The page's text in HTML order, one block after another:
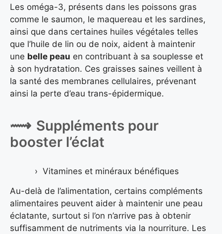
Les oméga-3, présents dans les poissons gras
comme le saumon, le maquereau et les sardines,
ainsi que dans certaines huiles végétales telles
que l’huile de lin ou de noix, aident à maintenir
une belle peau en contribuant à sa souplesse et
à son hydratation. Ces graisses saines veillent à
la santé des membranes cellulaires, prévenant
ainsi la perte d’eau trans-épidermique.
Suppléments pour
booster l’éclat
Vitamines et minéraux bénéfiques
Au-delà de l’alimentation, certains compléments
alimentaires peuvent aider à maintenir une peau
éclatante, surtout si l’on n’arrive pas à obtenir
suffisamment de nutriments via la nourriture. Les